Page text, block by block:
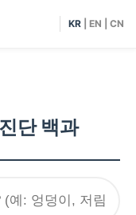
KR EN CN
단 백과